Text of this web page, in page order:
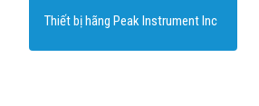
Thiết bị hãng Peak Instrument Inc